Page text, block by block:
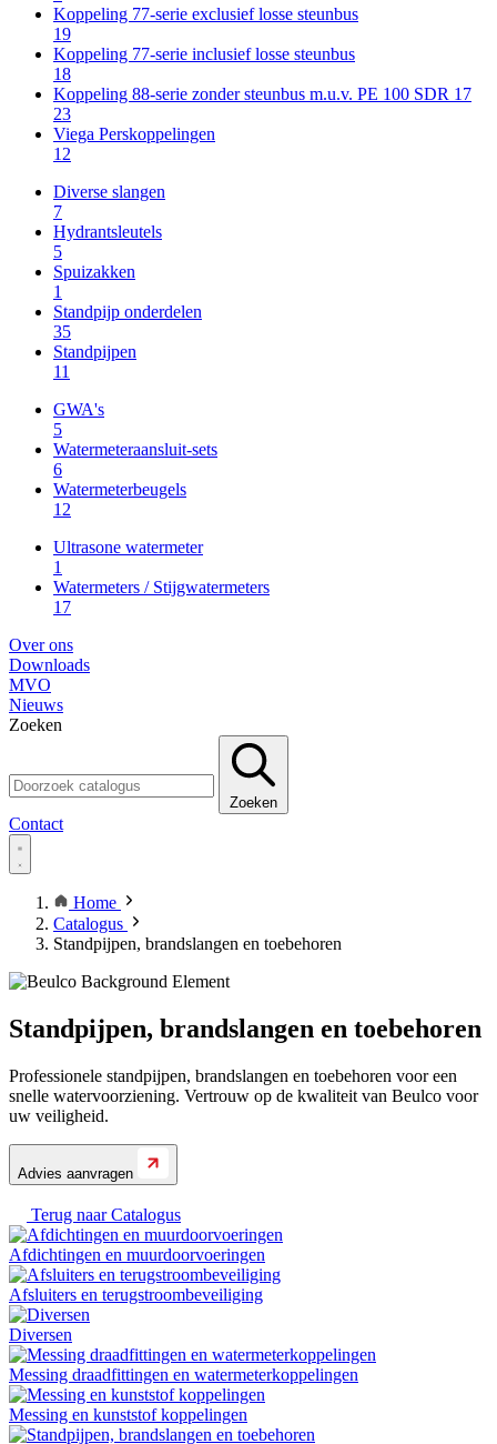
Koppeling 77-serie exclusief losse steunbus
19
Koppeling 77-serie inclusief losse steunbus
18
Koppeling 88-serie zonder steunbus m.u.v. PE 100 SDR 17
23
Viega Perskoppelingen
12
Diverse slangen
7
Hydrantsleutels
5
Spuizakken
1
Standpijp onderdelen
35
Standpijpen
11
GWA's
5
Watermeteraansluit-sets
6
Watermeterbeugels
12
Ultrasone watermeter
1
Watermeters / Stijgwatermeters
17
Over ons
Downloads
MVO
Nieuws
Zoeken
Zoeken
Contact
Home
Catalogus
Standpijpen, brandslangen en toebehoren
Standpijpen, brandslangen en toebehoren
Professionele standpijpen, brandslangen en toebehoren voor een
snelle watervoorziening. Vertrouw op de kwaliteit van Beulco voor
uw veiligheid.
Advies aanvragen
Terug naarCatalogus
Afdichtingen en muurdoorvoeringen
Afsluiters en terugstroombeveiliging
Diversen
Messing draadfittingen en watermeterkoppelingen
Messing en kunststof koppelingen